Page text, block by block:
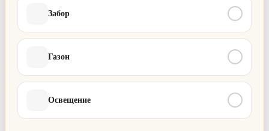
Забор
Газон
Освещение